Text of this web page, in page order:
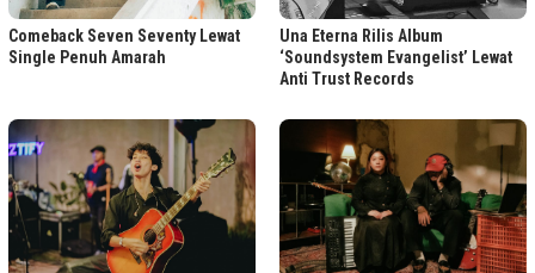
Comeback Seven Seventy Lewat
Single Penuh Amarah
Una Eterna Rilis Album
‘Soundsystem Evangelist’ Lewat
Anti Trust Records